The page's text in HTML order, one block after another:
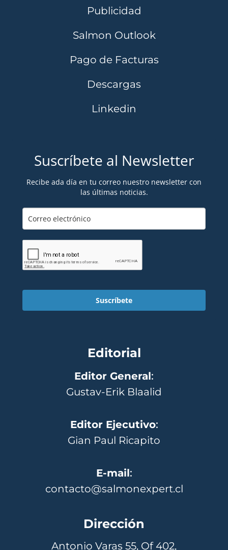
Publicidad
Salmon Outlook
Pago de Facturas
Descargas
Linkedin
Suscríbete al Newsletter
Recibe ada día en tu correo nuestro newsletter con
las últimas noticias.
Suscríbete
Editorial
Editor General:
Gustav-Erik Blaalid
Editor Ejecutivo:
Gian Paul Ricapito
E-mail:
contacto@salmonexpert.cl
Dirección
Antonio Varas 55, Of 402,